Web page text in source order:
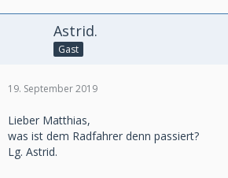
Astrid.
Gast
19. September 2019
Lieber Matthias,
was ist dem Radfahrer denn passiert?
Lg. Astrid.